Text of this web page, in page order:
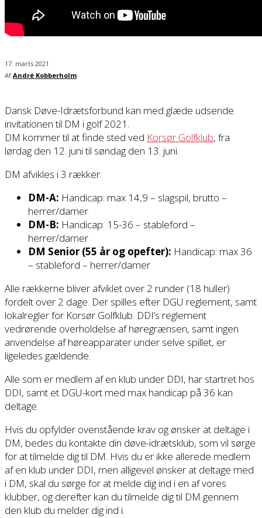
17. marts 2021
Af André Kobberholm
Dansk Døve-Idrætsforbund kan med glæde udsende
invitationen til DM i golf 2021.
DM kommer til at finde sted ved Korsør Golfklub, fra
lørdag den 12. juni til søndag den 13. juni.
DM afvikles i 3 rækker:
DM-A: Handicap: max 14,9 – slagspil, brutto –
herrer/damer
DM-B: Handicap: 15-36 – stableford –
herrer/damer
DM Senior (55 år og opefter): Handicap: max 36
– stableford – herrer/damer
Alle rækkerne bliver afviklet over 2 runder (18 huller)
fordelt over 2 dage. Der spilles efter DGU reglement, samt
lokalregler for Korsør Golfklub. DDI’s reglement
vedrørende overholdelse af høregrænsen, samt ingen
anvendelse af høreapparater under selve spillet, er
ligeledes gældende.
Alle som er medlem af en klub under DDI, har startret hos
DDI, samt et DGU-kort med max handicap på 36 kan
deltage.
Hvis du opfylder ovenstående krav og ønsker at deltage i
DM, bedes du kontakte din døve-idrætsklub, som vil sørge
for at tilmelde dig til DM. Hvis du er ikke allerede medlem
af en klub under DDI, men alligevel ønsker at deltage med
i DM, skal du sørge for at melde dig ind i en af vores
klubber, og derefter kan du tilmelde dig til DM gennem
den klub du melder dig ind i.